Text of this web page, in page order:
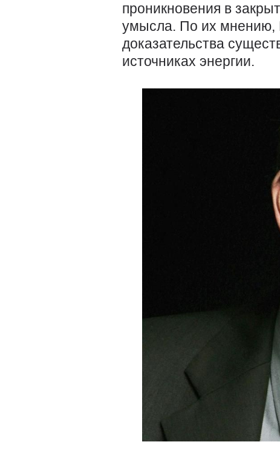
проникновения в
умысла. По их мнению,
доказательства
источниках энергии.